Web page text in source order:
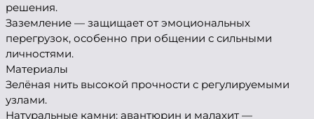
решения.
Заземление — защищает от эмоциональных
перегрузок, особенно при общении с сильными
личностями.
Материалы
Зелёная нить высокой прочности с регулируемыми
узлами.
Натуральные камни: авантюрин и малахит —